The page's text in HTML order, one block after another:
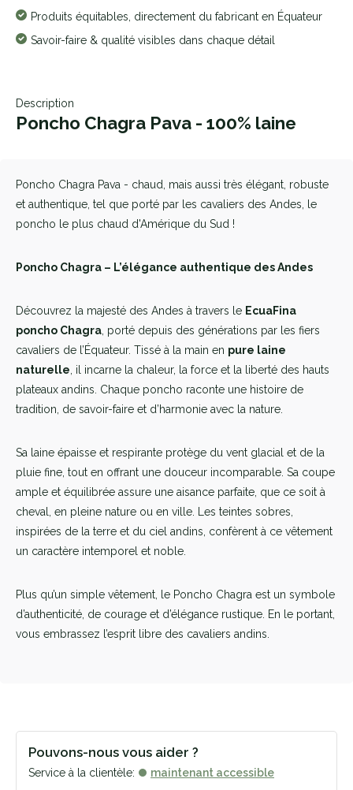
Produits équitables, directement du fabricant en Équateur
Savoir-faire & qualité visibles dans chaque détail
Description
Poncho Chagra Pava - 100% laine
Poncho Chagra Pava - chaud, mais aussi très élégant, robuste
et authentique, tel que porté par les cavaliers des Andes, le
poncho le plus chaud d'Amérique du Sud !
Poncho Chagra – L’élégance authentique des Andes
Découvrez la majesté des Andes à travers le EcuaFina
poncho Chagra , porté depuis des générations par les fiers
cavaliers de l’Équateur. Tissé à la main en pure laine
naturelle , il incarne la chaleur, la force et la liberté des hauts
plateaux andins. Chaque poncho raconte une histoire de
tradition, de savoir-faire et d’harmonie avec la nature.
Sa laine épaisse et respirante protège du vent glacial et de la
pluie fine, tout en offrant une douceur incomparable. Sa coupe
ample et équilibrée assure une aisance parfaite, que ce soit à
cheval, en pleine nature ou en ville. Les teintes sobres,
inspirées de la terre et du ciel andins, confèrent à ce vêtement
un caractère intemporel et noble.
Plus qu’un simple vêtement, le Poncho Chagra est un symbole
d’authenticité, de courage et d’élégance rustique. En le portant,
vous embrassez l’esprit libre des cavaliers andins.
Pouvons-nous vous aider ?
Service à la clientèle: maintenant accessible